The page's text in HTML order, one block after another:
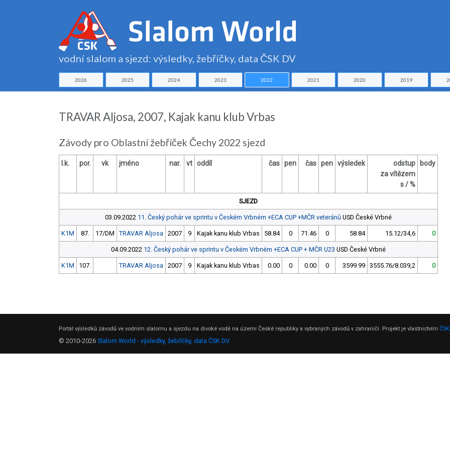
vodní slalom a sjezd: výsledky, žebříčky, data ČSK DV
2026 2025 2024 2023 2022 2021 2020 2019
TRAVAR Aljosa, 2007, Kajak kanu klub Vrbas
Závody pro Oblastní žebříček Čechy 2022 sjezd
l.k. por. vk jméno nar. vt oddíl čas pen čas pen výsledek
odstup
za vítězem
s / %
body
SJEZD
03.09.2022 11. Český pohár ve sprintu v Českém Vrbném +ECA CUP +MČR veteránů USD České Vrbné
K1M 87. 17/DM TRAVAR Aljosa 2007 9 Kajak kanu klub Vrbas 58.84 0 71.46 0 58.84 15.12/34,6 0
04.09.2022 12. Český pohár ve sprintu v Českém Vrbném +ECA CUP + MČR U23 USD České Vrbné
K1M 107. TRAVAR Aljosa 2007 9 Kajak kanu klub Vrbas 0.00 0 0.00 0 3599.99 3555.76/8.039,2 0
Portál výsledků závodů ve vodním slalomu a sjezdu na divoké vodě na území České republiky a vybraných závodů v zahraničí. Projekt je vlastnictvím
© 2010-2026 Slalom World - výsledky, žebříčky, data ČSK DV